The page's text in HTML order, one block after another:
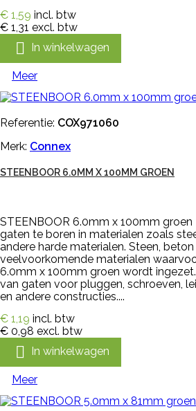
€ 1,59 incl. btw
€ 1,31 excl. btw
 In winkelwagen
Meer
Referentie: COX971060
Merk: Connex
STEENBOOR 6.0MM X 100MM GROEN
STEENBOOR 6.0mm x 100mm
gaten te boren in materialen zoals
andere harde materialen. Steen,
veelvoorkomende materialen
6.0mm x 100mm groen wordt
van gaten voor pluggen, schroeven,
en andere constructies....
€ 1,19 incl. btw
€ 0,98 excl. btw
 In winkelwagen
Meer